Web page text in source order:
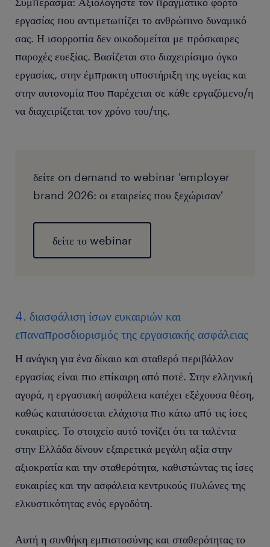
εργασίας που αντιμετωπίζει το ανθρώπινο δυναμικό
σας. Η ισορροπία δεν οικοδομείται με πρόσκαιρες
παροχές ευεξίας. Βασίζεται στο διαχειρίσιμο όγκο
εργασίας, στην έμπρακτη υποστήριξη της υγείας και
στην αυτονομία που παρέχεται σε κάθε εργαζόμενο/η
να διαχειρίζεται τον χρόνο του/της.
δείτε on demand το webinar 'employer
brand 2026: οι εταιρείες που ξεχώρισαν'
δείτε το webinar
4. διασφάλιση ίσων ευκαιριών και
επαναπροσδιορισμός της εργασιακής ασφάλειας
Η ανάγκη για ένα δίκαιο και σταθερό περιβάλλον
εργασίας είναι πιο επίκαιρη από ποτέ. Στην ελληνική
αγορά, η εργασιακή ασφάλεια κατέχει εξέχουσα θέση,
καθώς κατατάσσεται ελάχιστα πιο κάτω από τις ίσες
ευκαιρίες. Το στοιχείο αυτό τονίζει ότι τα ταλέντα
στην Ελλάδα δίνουν εξαιρετικά μεγάλη αξία στην
αξιοκρατία και την σταθερότητα, καθιστώντας τις ίσες
ευκαιρίες και την ασφάλεια κεντρικούς πυλώνες της
ελκυστικότητας ενός εργοδότη.
Αυτή η συνθήκη εμπιστοσύνης και σταθερότητας το